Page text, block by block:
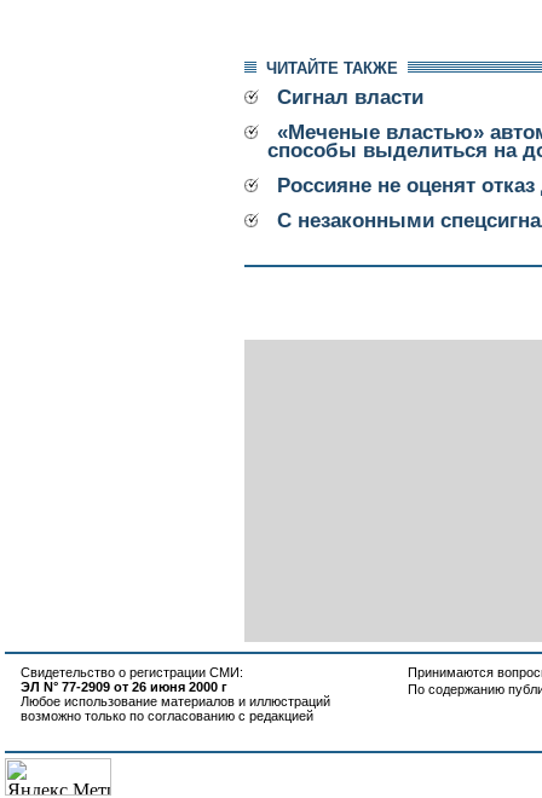
ЧИТАЙТЕ ТАКЖЕ
Сигнал власти
«Меченые властью»
способы выделиться на
Россияне не оценят
С незаконными
Свидетельство о регистрации СМИ:
ЭЛ N° 77-2909 от 26 июня 2000 г
Любое использование материалов и иллюстраций
возможно только по согласованию с редакцией
Принимаются
По содержанию